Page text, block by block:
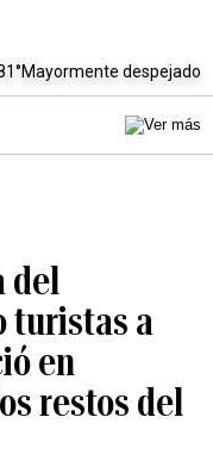
Mayormente despejado
del
turistas a
en
restos del